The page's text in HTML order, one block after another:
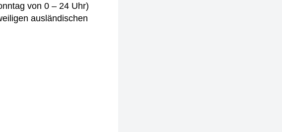
von 0 – 24 Uhr)
ausländischen